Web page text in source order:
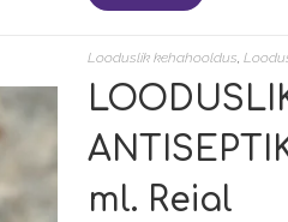
Looduslik kehahooldus,
ml. Reial